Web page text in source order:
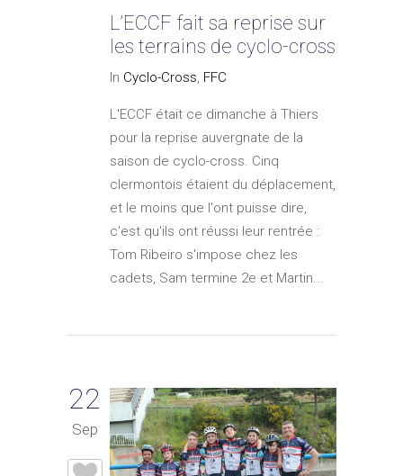
L’ECCF fait sa reprise sur
les terrains de cyclo-cross
In Cyclo-Cross, FFC
L'ECCF était ce dimanche à Thiers
pour la reprise auvergnate de la
saison de cyclo-cross. Cinq
clermontois étaient du déplacement,
et le moins que l'ont puisse dire,
c'est qu'ils ont réussi leur rentrée :
Tom Ribeiro s'impose chez les
cadets, Sam termine 2e et Martin...
22
Sep